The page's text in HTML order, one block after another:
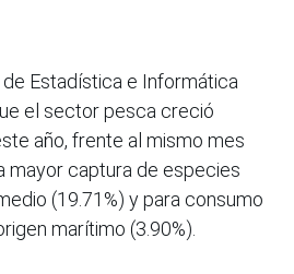
Estadística e Informática
el sector pesca creció
año, frente al mismo mes
mayor captura de especies
(19.71%) y para consumo
marítimo (3.90%).